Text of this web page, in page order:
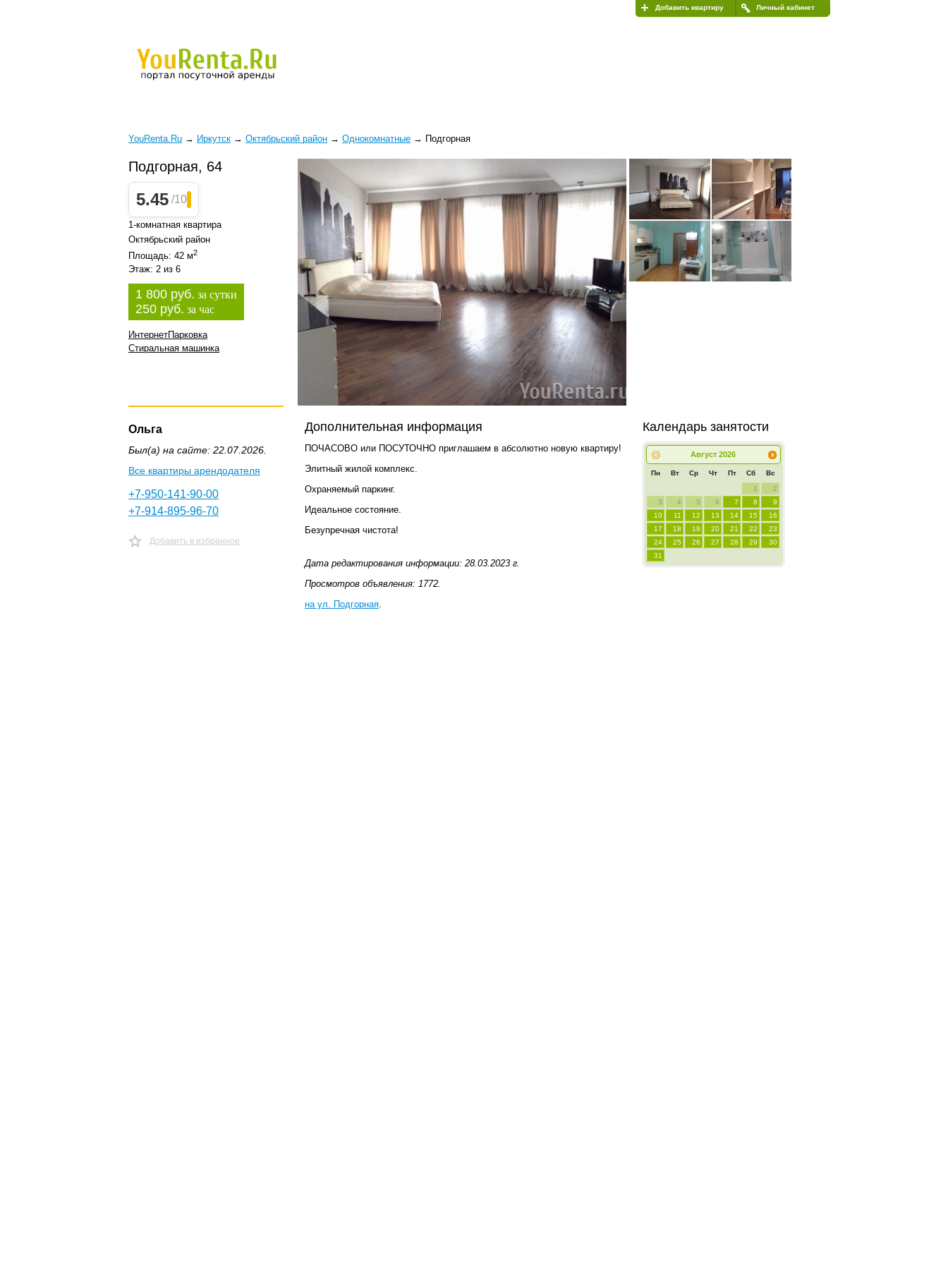
Личный кабинет
Добавить квартиру
YouRenta.Ru → Иркутск → Октябрьский район → Однокомнатные → Подгорная
Подгорная, 64
5.45 /10
1-комнатная квартира
Октябрьский район
Площадь: 42 м2
Этаж: 2 из 6
1 800 руб. за сутки
250 руб. за час
ИнтернетПарковка
Стиральная машинка
Ольга
Был(а) на сайте: 22.07.2026.
Все квартиры арендодателя
+7-950-141-90-00
+7-914-895-96-70
Добавить в избранное
Дополнительная информация
ПОЧАСОВО или ПОСУТОЧНО приглашаем в абсолютно новую квартиру!
Элитный жилой комплекс.
Охраняемый паркинг.
Идеальное состояние.
Безупречная чистота!
Дата редактирования информации: 28.03.2023 г.
Просмотров объявления: 1772.
на ул. Подгорная.
Календарь занятости
Август 2026
Пн Вт Ср Чт Пт Сб Вс
1
2
3
4 5 6 7 8
9
10
11 12 13 14 15
16
17
18 19 20 21 22
23
24
25 26 27 28 29
30
31